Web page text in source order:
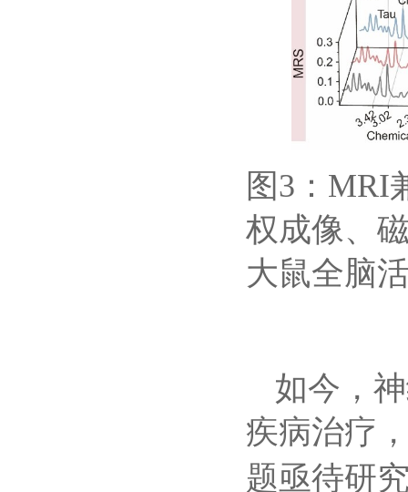
图3 ： MRI
权成像、
大鼠全脑
如今，
疾病治疗
题亟待研